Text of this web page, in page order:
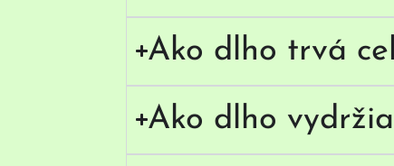
Ako dlho trvá
Ako dlho vydržia